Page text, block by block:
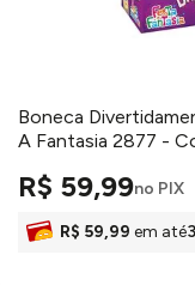
Boneca
A Fantasia 2877 -
R$ 59,99no PIX
R$ 59,99 em até3